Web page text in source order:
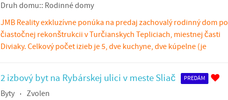
Druh domu:: Rodinné domy
JMB Reality exkluzívne ponúka na predaj zachovalý rodinný dom po
čiastočnej rekonštrukcii v Turčianskych Tepliciach, miestnej časti
Diviaky. Celkový počet izieb je 5, dve kuchyne, dve kúpelne (je
2 izbový byt na Rybárskej ulici v meste Sliač PREDÁM
Byty
Zvolen